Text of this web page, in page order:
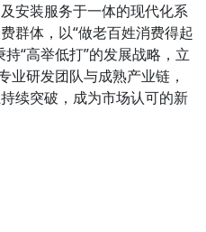
安装服务于一体的现代化系
群体，以“做老百姓消费得起
“高举低打”的发展战略，立
业研发团队与成熟产业链，
续突破，成为市场认可的新